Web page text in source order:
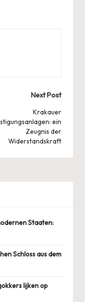
Next Post
Krakauer
ein
Zeugnis der
Widerstandskraft
Staaten:
Schloss aus dem
lijken op